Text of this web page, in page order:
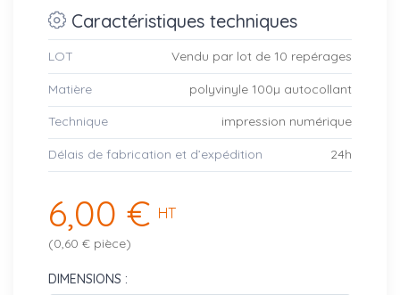
Caractéristiques techniques
LOT Vendu par lot de 10 repérages
Matière polyvinyle 100µ autocollant
Technique impression numérique
Délais de fabrication et d’expédition 24h
6,00 € HT
(0,60 € pièce)
DIMENSIONS :